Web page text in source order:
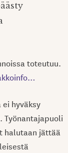
toteutuu.
hyväksy
halutaan jättää